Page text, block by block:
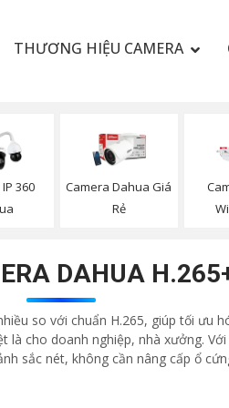
THƯƠNG HIỆU CAMERA
360
Camera Dahua Giá
Rẻ
DAHUA
so với chuẩn H.265, giúp tối ưu
cho doanh nghiệp, nhà xưởng.
sắc nét, không cần nâng cấp ổ